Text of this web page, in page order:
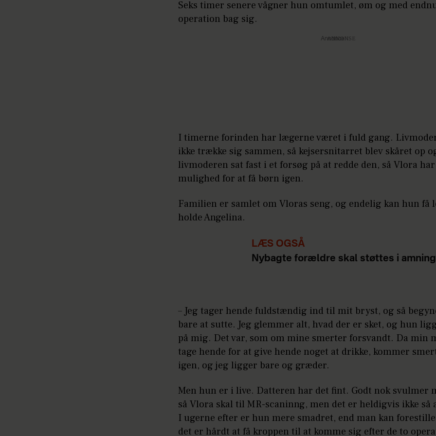
Seks timer senere vågner hun omtumlet, øm og med
operation bag sig.
Annonce
I timerne forinden har lægerne været i fuld gang.
ikke trække sig sammen, så kejsersnitarret blev skåret op
livmoderen sat fast i et forsøg på at redde den, så Vlora har
mulighed for at få børn igen.
Familien er samlet om Vloras seng, og endelig kan hun få
holde Angelina.
LÆS OGSÅ
Nybagte forældre skal støttes i amning
– Jeg tager hende fuldstændig ind til mit bryst, og så
bare at sutte. Jeg glemmer alt, hvad der er sket, og hun
på mig. Det var, som om mine smerter forsvandt. Da min
tage hende for at give hende noget at drikke, kommer
igen, og jeg ligger bare og græder.
Men hun er i live. Datteren har det fint. Godt nok svulmer
så Vlora skal til MR-scaninng, men det er heldigvis ikke
I ugerne efter er hun mere smadret, end man kan
det er hårdt at få kroppen til at komme sig efter de to